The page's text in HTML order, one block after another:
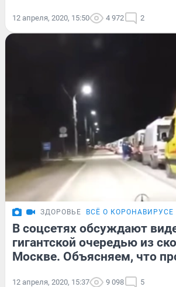
12 апреля, 2020, 15:50 4 972 2
ЗДОРОВЬЕ ВСЁ О КОРОНАВИРУСЕ
В соцсетях обсуждают
гигантской очередью из
Москве. Объясняем, что
12 апреля, 2020, 15:37 9 098 5